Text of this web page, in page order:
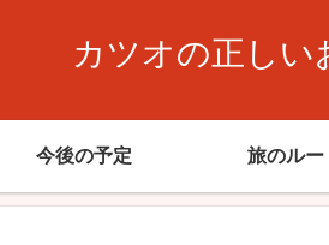
カツオの正しい
今後の予定 旅のルー